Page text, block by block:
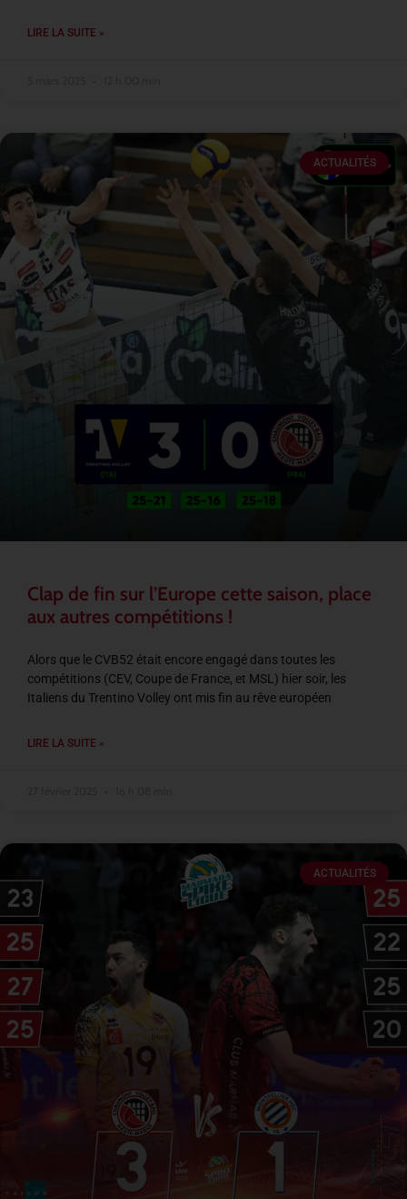
LIRE LA SUITE »
ACTUALITÉS
Clap de fin sur l’Europe cette saison, place
aux autres compétitions !
Alors que le CVB52 était encore engagé dans toutes les
compétitions (CEV, Coupe de France, et MSL) hier soir, les
Italiens du Trentino Volley ont mis fin au rêve européen
LIRE LA SUITE »
ACTUALITÉS